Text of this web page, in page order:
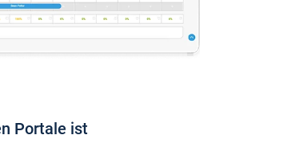
Portale ist